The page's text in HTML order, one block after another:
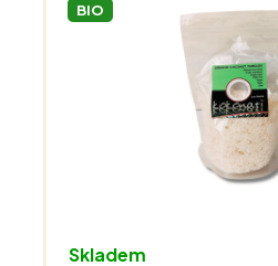
BIO
Skladem